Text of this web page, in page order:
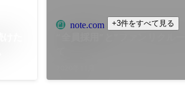
note.com +3件をすべて見る